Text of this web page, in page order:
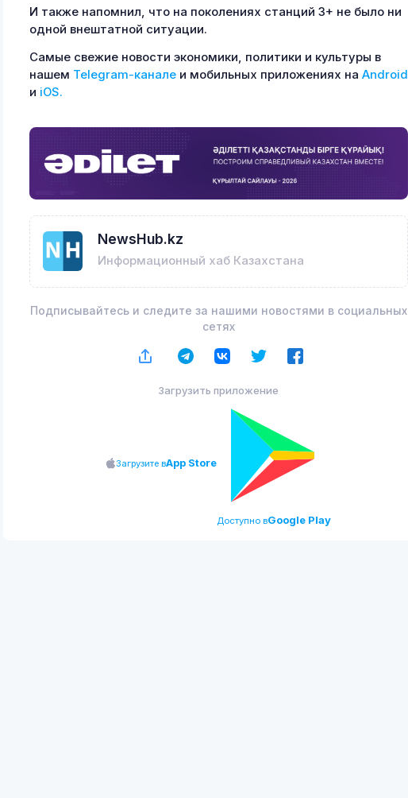
И также напомнил, что на поколениях станций 3+ не было ни
одной внештатной ситуации.
Самые свежие новости экономики, политики и культуры в
нашем Telegram-каналеи мобильных приложениях на Android
и iOS.
NewsHub.kz
Информационный хаб Казахстана
Подписывайтесь и следите за нашими новостями в социальных
сетях
Загрузить приложение
Загрузите вApp Store
Доступно вGoogle Play